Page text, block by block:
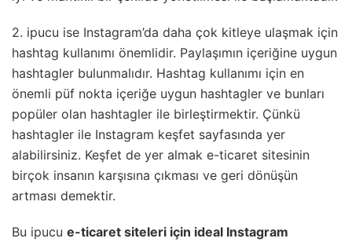
2. ipucu ise Instagram’da daha çok kitleye ulaşmak için
hashtag kullanımı önemlidir. Paylaşımın içeriğine uygun
hashtagler bulunmalıdır. Hashtag kullanımı için en
önemli püf nokta içeriğe uygun hashtagler ve bunları
popüler olan hashtagler ile birleştirmektir. Çünkü
hashtagler ile Instagram keşfet sayfasında yer
alabilirsiniz. Keşfet de yer almak e-ticaret sitesinin
birçok insanın karşısına çıkması ve geri dönüşün
artması demektir.
Bu ipucu e-ticaret siteleri için ideal Instagram